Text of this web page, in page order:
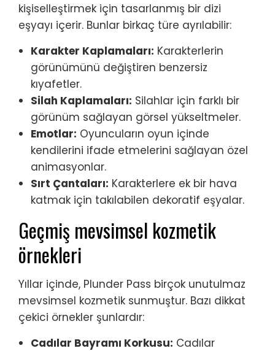
kişiselleştirmek için tasarlanmış bir dizi
eşyayı içerir. Bunlar birkaç türe ayrılabilir:
Karakter Kaplamaları: Karakterlerin
görünümünü değiştiren benzersiz
kıyafetler.
Silah Kaplamaları: Silahlar için farklı bir
görünüm sağlayan görsel yükseltmeler.
Emotlar: Oyuncuların oyun içinde
kendilerini ifade etmelerini sağlayan özel
animasyonlar.
Sırt Çantaları: Karakterlere ek bir hava
katmak için takılabilen dekoratif eşyalar.
Geçmiş mevsimsel kozmetik
örnekleri
Yıllar içinde, Plunder Pass birçok unutulmaz
mevsimsel kozmetik sunmuştur. Bazı dikkat
çekici örnekler şunlardır:
Cadılar Bayramı Korkusu: Cadılar